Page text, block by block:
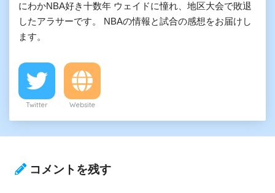
にわかNBA好き十数年 ウェイドに憧れ、地区大会で敗退
したアラサーです。 NBAの情報と試合の感想をお届けし
ます。
Twitter Website
コメントを残す